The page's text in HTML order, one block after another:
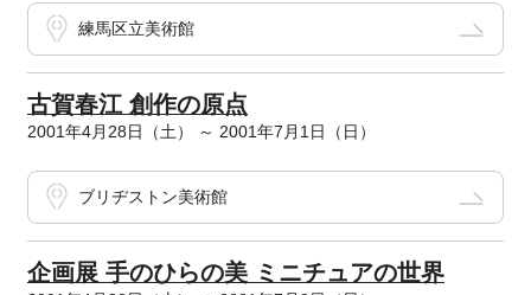
練馬区立美術館
古賀春江 創作の原点
2001年4月28日（土） ～ 2001年7月1日（日）
ブリヂストン美術館
企画展 手のひらの美 ミニチュアの世界